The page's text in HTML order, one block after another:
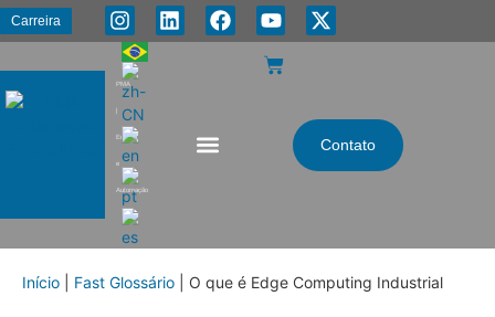
Carreira
PMA
|
Energia
e
Automação
Contato
Início Fast Glossário O que é Edge Computing Industrial